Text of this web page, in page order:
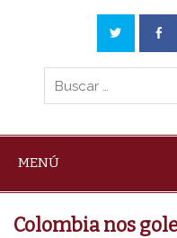
MENÚ
Colombia nos